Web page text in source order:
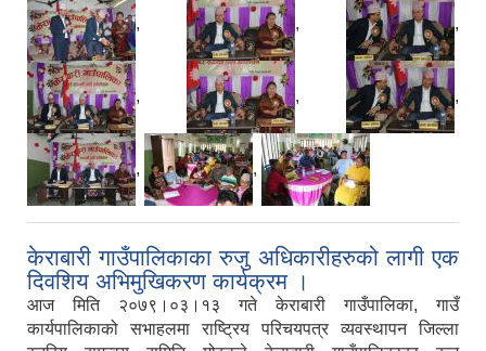
, , ,
, , ,
, ,
केराबारी गाउँपालिकाका रुजु अधिकारीहरुको लागी एक
दिवशिय अभिमुखिकरण कार्यक्रम ।
आज मिति २०७९।०३।१३ गते केराबारी गाउँपालिका, गाउँ
कार्यपालिकाको सभाहलमा राष्ट्रिय परिचयपत्र व्यवस्थापन जिल्ला